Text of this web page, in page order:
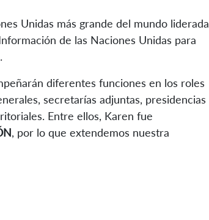
Unidas más grande del mundo liderada
de las Naciones Unidas para
diferentes funciones en los roles
secretarías adjuntas, presidencias
Entre ellos, Karen fue
, por lo que extendemos nuestra